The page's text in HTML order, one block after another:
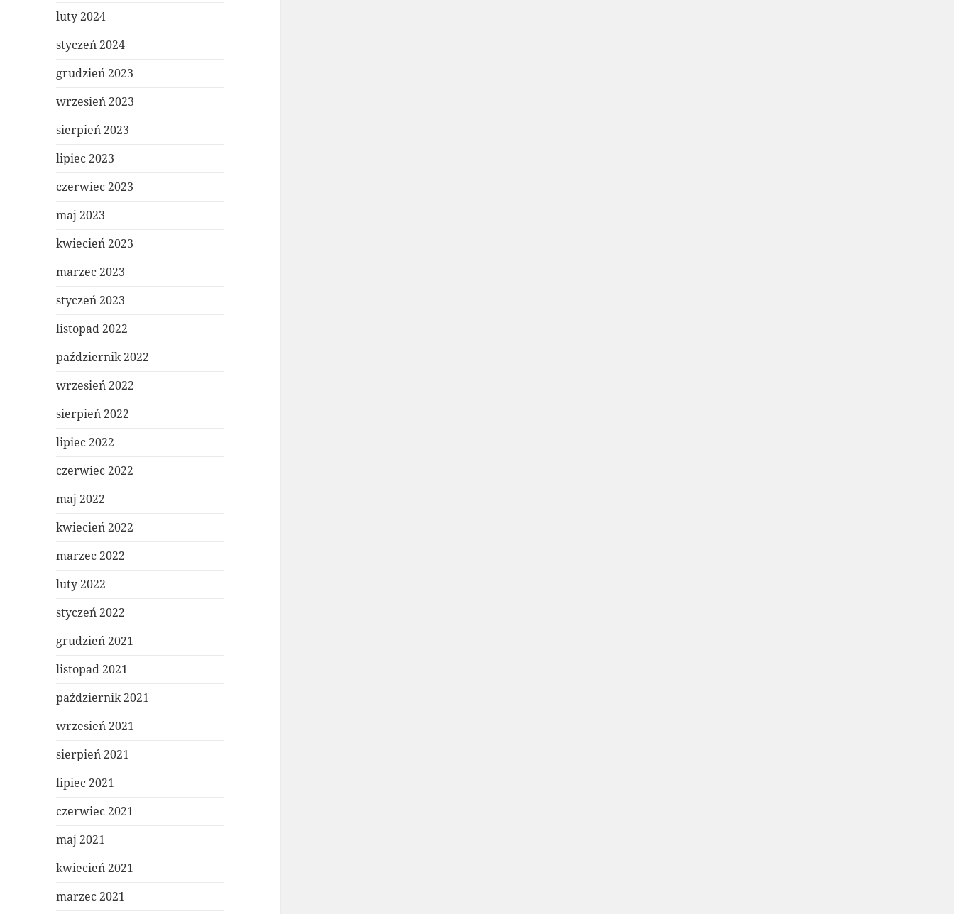
luty 2024
styczeń 2024
grudzień 2023
wrzesień 2023
sierpień 2023
lipiec 2023
czerwiec 2023
maj 2023
kwiecień 2023
marzec 2023
styczeń 2023
listopad 2022
październik 2022
wrzesień 2022
sierpień 2022
lipiec 2022
czerwiec 2022
maj 2022
kwiecień 2022
marzec 2022
luty 2022
styczeń 2022
grudzień 2021
listopad 2021
październik 2021
wrzesień 2021
sierpień 2021
lipiec 2021
czerwiec 2021
maj 2021
kwiecień 2021
marzec 2021